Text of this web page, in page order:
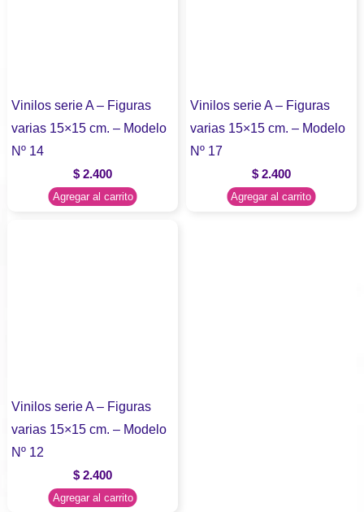
Vinilos serie A – Figuras
varias 15×15 cm. – Modelo
Nº 14
$ 2.400
Agregar al carrito
Vinilos serie A – Figuras
varias 15×15 cm. – Modelo
Nº 17
$2.400
Agregar al carrito
Vinilos serie A – Figuras
varias 15×15 cm. – Modelo
Nº 12
$ 2.400
Agregar al carrito